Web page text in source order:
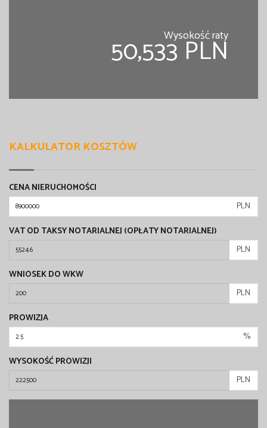
Wysokość raty
50,533 PLN
KALKULATOR KOSZTÓW
CENA NIERUCHOMOŚCI
PLN
VAT OD TAKSY NOTARIALNEJ (OPŁATY NOTARIALNEJ)
PLN
WNIOSEK DO WKW
PLN
PROWIZJA
%
WYSOKOŚĆ PROWIZJI
PLN